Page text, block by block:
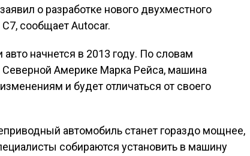
о разработке нового двухместного
сообщает Autocar.
начнется в 2013 году. По словам
Северной Америке Марка Рейса, машина
и будет отличаться от своего
автомобиль станет гораздо мощнее,
собираются установить в машину